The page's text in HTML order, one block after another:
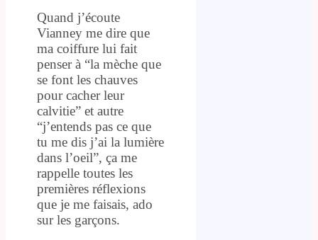
Quand j’écoute
Vianney me dire que
ma coiffure lui fait
penser à “la mèche que
se font les chauves
pour cacher leur
calvitie” et autre
“j’entends pas ce que
tu me dis j’ai la lumière
dans l’oeil”, ça me
rappelle toutes les
premières réflexions
que je me faisais, ado
sur les garçons.